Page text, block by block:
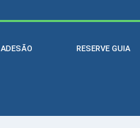
ADESÃO RESERVE GUIA